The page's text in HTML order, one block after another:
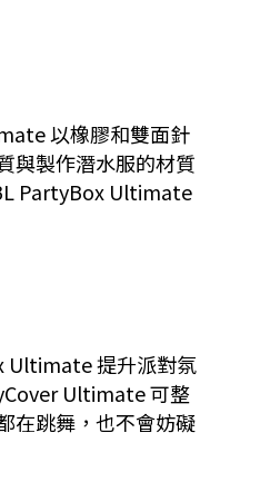
以橡膠和雙面針
與製作潛水服的材質
PartyBox Ultimate
Ultimate 提升派對氛
Ultimate 可整
在跳舞，也不會妨礙